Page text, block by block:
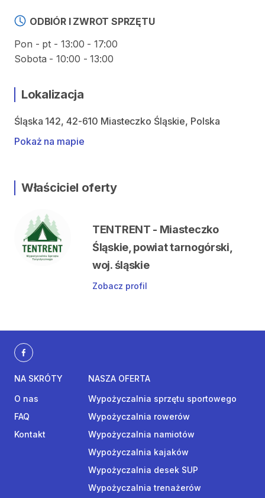
ODBIÓR I ZWROT SPRZĘTU
Pon - pt - 13:00 - 17:00
Sobota - 10:00 - 13:00
Lokalizacja
Śląska 142, 42-610 Miasteczko Śląskie, Polska
Pokaż na mapie
Właściciel oferty
TENTRENT - Miasteczko
Śląskie, powiat tarnogórski,
woj. śląskie
Zobacz profil
NA SKRÓTY
O nas
FAQ
Kontakt
NASZA OFERTA
Wypożyczalnia sprzętu sportowego
Wypożyczalnia rowerów
Wypożyczalnia namiotów
Wypożyczalnia kajaków
Wypożyczalnia desek SUP
Wypożyczalnia trenażerów